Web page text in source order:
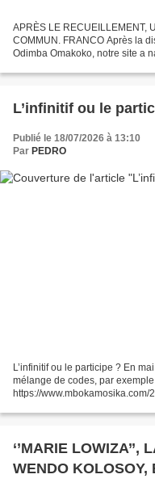
APRÈS LE RECUEILLEMENT,
COMMUN. FRANCO Après la
Odimba Omakoko, notre site a
publications....
L’infinitif ou le
Publié le 18/07/2026 à 13:10
Par PEDRO
L’infinitif ou le participe ? En
mélange de codes, par
https://
‘’MARIE
WENDO KOLOSOY,